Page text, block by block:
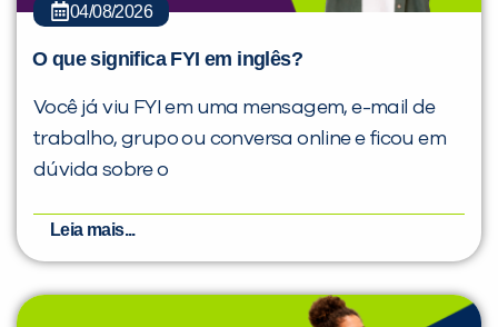
04/08/2026
O que significa FYI em inglês?
Você já viu FYI em uma mensagem, e-mail de
trabalho, grupo ou conversa online e ficou em
dúvida sobre o
Leia mais...